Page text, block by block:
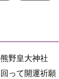
野皇大神社
って開運祈願